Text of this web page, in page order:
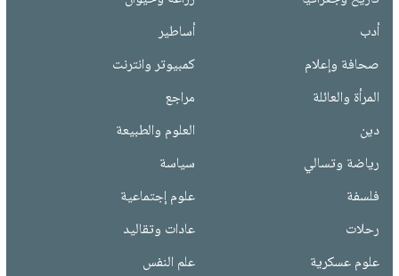
أدب
أساطير
صحافة وإعلام
كمبيوتر وانترنت
المرأة والعائلة
مراجع
دين
العلوم والطبيعة
رياضة وتسالي
سياسة
فلسفة
علوم إجتماعية
رحلات
عادات وتقاليد
علوم عسكرية
علم النفس